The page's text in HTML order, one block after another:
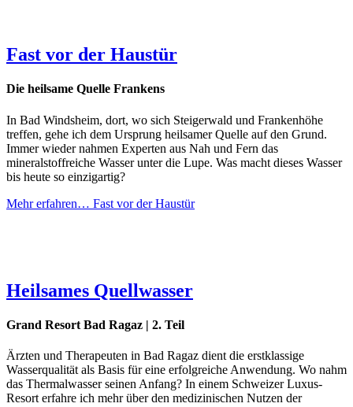
Fast vor der Haustür
Die heilsame Quelle Frankens
In Bad Windsheim, dort, wo sich Steigerwald und Frankenhöhe
treffen, gehe ich dem Ursprung heilsamer Quelle auf den Grund.
Immer wieder nahmen Experten aus Nah und Fern das
mineralstoffreiche Wasser unter die Lupe. Was macht dieses Wasser
bis heute so einzigartig?
Mehr erfahren… Fast vor der Haustür
Heilsames Quellwasser
Grand Resort Bad Ragaz | 2. Teil
Ärzten und Therapeuten in Bad Ragaz dient die erstklassige
Wasserqualität als Basis für eine erfolgreiche Anwendung. Wo nahm
das Thermalwasser seinen Anfang? In einem Schweizer Luxus-
Resort erfahre ich mehr über den medizinischen Nutzen der